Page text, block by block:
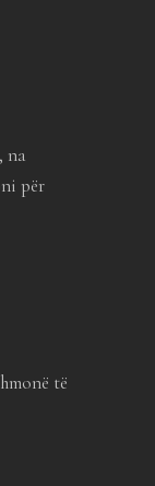
na
për
të